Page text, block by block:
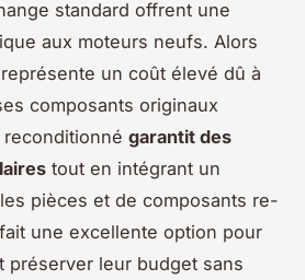
standard offrent une
aux moteurs neufs. Alors
un coût élevé dû à
composants originaux
garantit des
tout en intégrant un
pièces et de composants re-
une excellente option pour
préserver leur budget sans